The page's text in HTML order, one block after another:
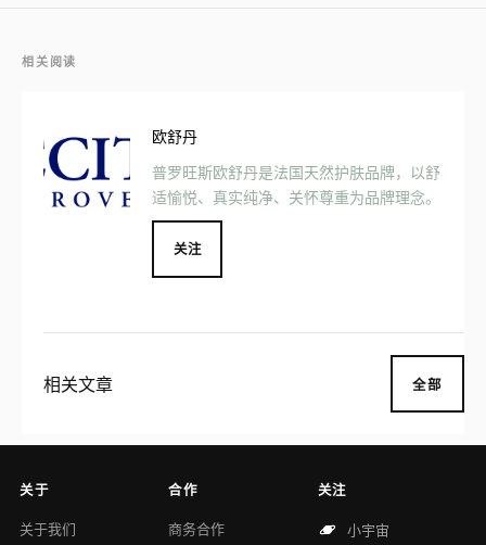
相关阅读
欧舒丹
普罗旺斯欧舒丹是法国天然护肤品牌，以舒
适愉悦、真实纯净、关怀尊重为品牌理念。
关注
相关文章 全部
关于
关于我们
合作
商务合作
关注
小宇宙